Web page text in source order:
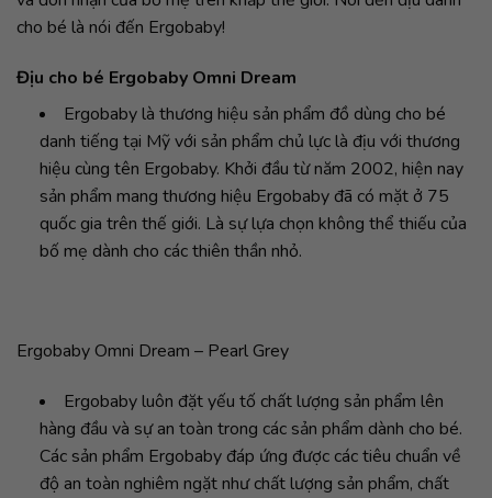
cho bé là nói đến Ergobaby!
Địu cho bé Ergobaby Omni Dream
Ergobaby là thương hiệu sản phẩm đồ dùng cho bé
danh tiếng tại Mỹ với sản phẩm chủ lực là địu với thương
hiệu cùng tên Ergobaby. Khởi đầu từ năm 2002, hiện nay
sản phẩm mang thương hiệu Ergobaby đã có mặt ở 75
quốc gia trên thế giới. Là sự lựa chọn không thể thiếu của
bố mẹ dành cho các thiên thần nhỏ.
Ergobaby Omni Dream – Pearl Grey
Ergobaby luôn đặt yếu tố chất lượng sản phẩm lên
hàng đầu và sự an toàn trong các sản phẩm dành cho bé.
Các sản phẩm Ergobaby đáp ứng được các tiêu chuẩn về
độ an toàn nghiêm ngặt như chất lượng sản phẩm, chất